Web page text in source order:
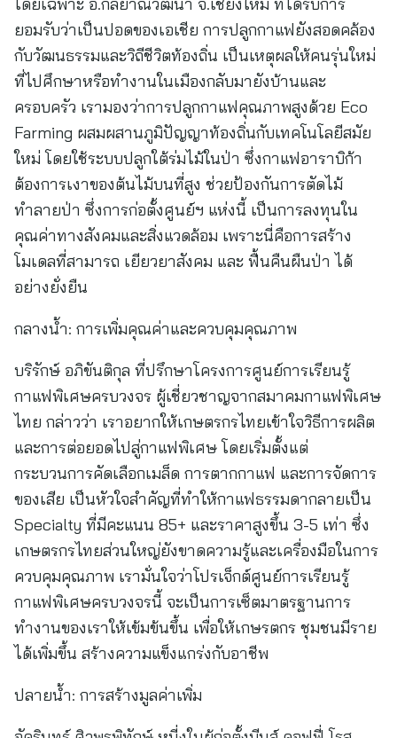
ยอมรับว่าเป็นปอดของเอเชีย การปลูกกาแฟยังสอดคล้อง
กับวัฒนธรรมและวิถีชีวิตท้องถิ่น เป็นเหตุผลให้คนรุ่นใหม่
ที่ไปศึกษาหรือทำงานในเมืองกลับมายังบ้านและ
ครอบครัว เรามองว่าการปลูกกาแฟคุณภาพสูงด้วย Eco
Farming ผสมผสานภูมิปัญญาท้องถิ่นกับเทคโนโลยีสมัย
ใหม่ โดยใช้ระบบปลูกใต้ร่มไม้ในป่า ซึ่งกาแฟอาราบิก้า
ต้องการเงาของต้นไม้บนที่สูง ช่วยป้องกันการตัดไม้
ทำลายป่า ซึ่งการก่อตั้งศูนย์ฯ แห่งนี้ เป็นการลงทุนใน
คุณค่าทางสังคมและสิ่งแวดล้อม เพราะนี่คือการสร้าง
โมเดลที่สามารถ เยียวยาสังคม และ ฟื้นคืนผืนป่า ได้
อย่างยั่งยืน
กลางน้ำ: การเพิ่มคุณค่าและควบคุมคุณภาพ
บริรักษ์ อภิขันติกุล ที่ปรึกษาโครงการศูนย์การเรียนรู้
กาแฟพิเศษครบวงจร ผู้เชี่ยวชาญจากสมาคมกาแฟพิเศษ
ไทย กล่าวว่า เราอยากให้เกษตรกรไทยเข้าใจวิธีการผลิต
และการต่อยอดไปสู่กาแฟพิเศษ โดยเริ่มตั้งแต่
กระบวนการคัดเลือกเมล็ด การตากกาแฟ และการจัดการ
ของเสีย เป็นหัวใจสำคัญที่ทำให้กาแฟธรรมดากลายเป็น
Specialty ที่มีคะแนน 85+ และราคาสูงขึ้น 3-5 เท่า ซึ่ง
เกษตรกรไทยส่วนใหญ่ยังขาดความรู้และเครื่องมือในการ
ควบคุมคุณภาพ เรามั่นใจว่าโปรเจ็กต์ศูนย์การเรียนรู้
กาแฟพิเศษครบวงจรนี้ จะเป็นการเซ็ตมาตรฐานการ
ทำงานของเราให้เข้มข้นขึ้น เพื่อให้เกษรตกร ชุมชนมีราย
ได้เพิ่มขึ้น สร้างความแข็งแกร่งกับอาชีพ
ปลายน้ำ: การสร้างมูลค่าเพิ่ม